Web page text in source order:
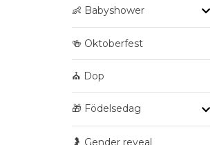
👶 Babyshower
🍻 Oktoberfest
⛪ Dop
🎁 Födelsedag
🤰 Gender reveal